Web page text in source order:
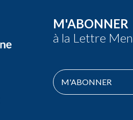
M'ABONNER
à la Lettre
M'ABONNER